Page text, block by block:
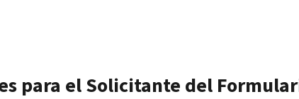
para el Solicitante del